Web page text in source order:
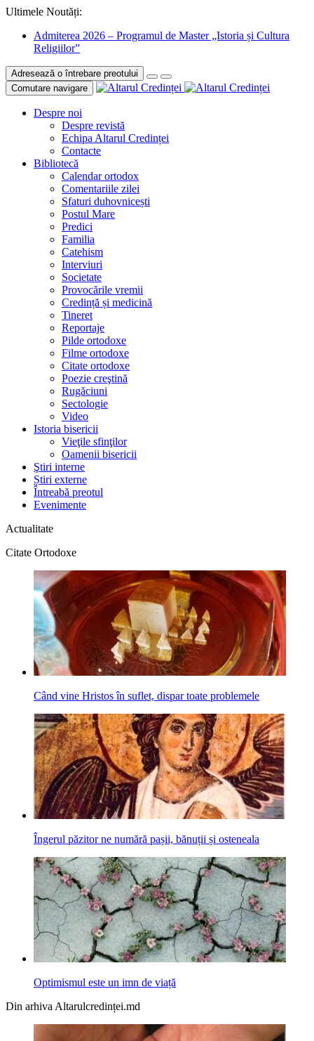
Ultimele Noutăți:
Admiterea 2026 – Programul de Master „Istoria și Cultura
Religiilor”
Adresează o întrebare preotului
Comutare navigare
Despre noi
Despre revistă
Echipa Altarul Credinței
Contacte
Bibliotecă
Calendar ortodox
Comentariile zilei
Sfaturi duhovnicești
Postul Mare
Predici
Familia
Catehism
Interviuri
Societate
Provocările vremii
Credință și medicină
Tineret
Reportaje
Pilde ortodoxe
Filme ortodoxe
Citate ortodoxe
Poezie creştină
Rugăciuni
Sectologie
Video
Istoria bisericii
Vieţile sfinţilor
Oamenii bisericii
Ştiri interne
Știri externe
Întreabă preotul
Evenimente
Actualitate
Citate Ortodoxe
Când vine Hristos în suflet, dispar toate problemele
Îngerul păzitor ne numără pașii, bănuții și osteneala
Optimismul este un imn de viață
Din arhiva Altarulcredinței.md